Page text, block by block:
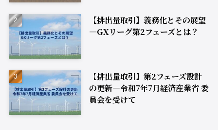
【排出量取引】義務化とその展望
―GXリーグ第2フェーズとは？
【排出量取引】第2フェーズ設計
の更新―令和7年7月経済産業省 委
員会を受けて